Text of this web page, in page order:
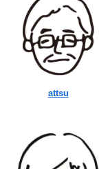
attsu